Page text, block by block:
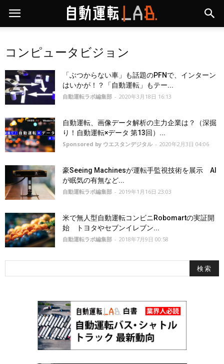
コンピュータビジョン
「ぶつからない車」も話題のPFNで、インターン
はいかが！？「自動運転」もテー...
自動運転ラボ編集部 - 2020年3月18日 16:13
自動運転、画像データ解析の主力企業は？（深掘
り！自動運転×データ 第13回）...
Sponsored by ウエスタンデジタル - 2020年2月3日 04:06
豪Seeing Machinesが運転手監視技術を展示 AI
が眠気の有無など...
自動運転ラボ編集部 - 2019年1月16日 23:03
米で無人型自動運転コンビニRobomartの実証開
始 トヨタやセブンイレブン...
自動運転ラボ編集部 - 2018年7月9日 00:58